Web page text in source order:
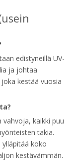
edistyneillä UV-
ja johtaa
kestää vuosia
vahvoja, kaikki puu
takia.
ylläpitää koko
kestävämmän.